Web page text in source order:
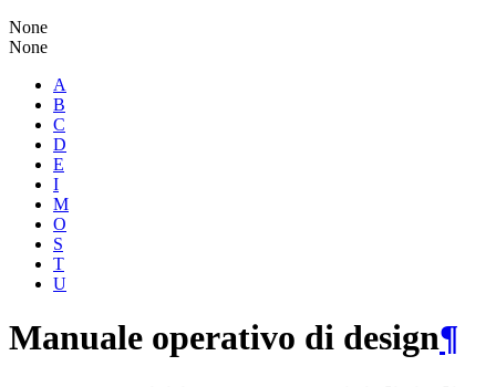
None
None
A
B
C
D
E
I
M
O
S
T
U
Manuale operativo di design¶